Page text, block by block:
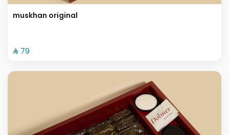
muskhan original
⁨⁦‪‬ 79⁩